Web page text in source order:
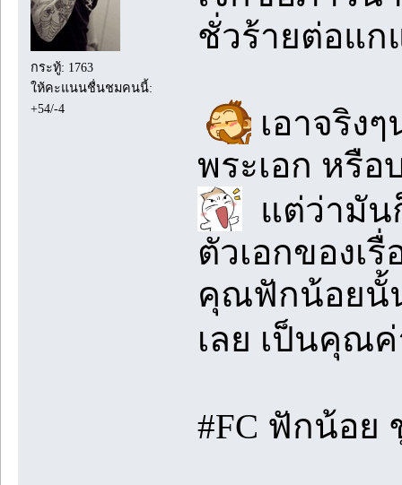
กระทู้: 1763
ให้คะแนนชื่นชมคนนี้:
+54/-4
ชั่วร้ายต่อแ
เอาจริง
พระเอก หรื
แต่ว่ามัน
ตัวเอกของเ
คุณฟักน้อยนั้น
เลย เป็นคุ
#FC ฟักน้อ